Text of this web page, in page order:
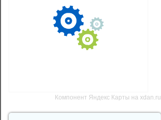
Компонент Яндекс Карты на xdan.ru